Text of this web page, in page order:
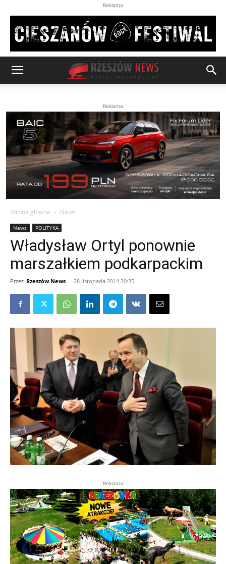
Reklama
Reklama
Strona główna News
News POLITYKA
Władysław Ortyl ponownie
marszałkiem podkarpackim
Przez Rzeszów News - 28 listopada 2014 20:35
Reklama